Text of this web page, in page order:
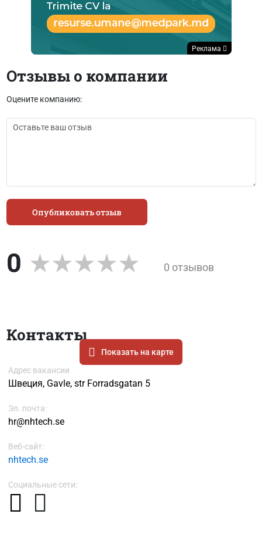
Реклама
Отзывы о компании
Оцените компанию:
Опубликовать отзыв
0 0 отзывов
Контакты
Показать на карте
Адрес вакансии
Швеция, Gavle, str Forradsgatan 5
Эл. почта:
hr@nhtech.se
Веб-сайт:
nhtech.se
Социальные сети: